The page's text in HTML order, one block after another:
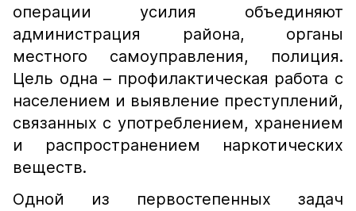
операции усилия объединяют
администрация района, органы
местного самоуправления, полиция.
Цель одна – профилактическая работа с
населением и выявление преступлений,
связанных с употреблением, хранением
и распространением наркотических
веществ.
Одной из первостепенных задач